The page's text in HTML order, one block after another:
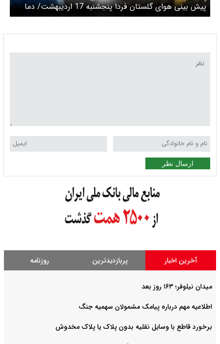
پیش بینی هوای گلستان فردا پنجشنبه 17 اردیبهشت/ دما
کاهشی می شود
ارسال نظر
آخرین اخبار پربازدیدترین روزنامه
میدان نیلوفر؛ ۱۶۳ روز بعد
اطلاعیه مهم درباره پیامک مشمولان سهمیه جنگ
برخورد قاطع با وسایل نقلیه بدون پلاک یا پلاک مخدوش